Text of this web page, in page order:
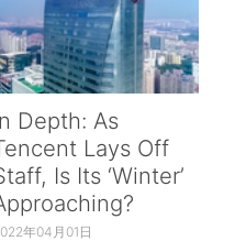
Depth: As
Lays Off
Is Its ‘Winter’
年04月01日